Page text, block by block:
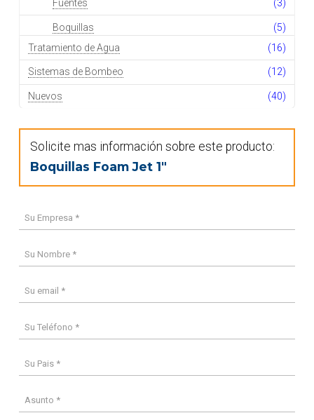
Fuentes (3)
Boquillas
(5)
Tratamiento de Agua
(16)
Sistemas de Bombeo (12)
Nuevos (40)
Solicite mas información sobre este producto:
Boquillas Foam Jet 1″